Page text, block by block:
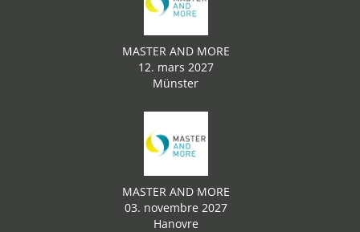
MASTER AND MORE
12. mars 2027
Münster
MASTER AND MORE
03. novembre 2027
Hanovre